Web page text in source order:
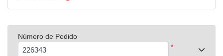
Número de Pedido
*